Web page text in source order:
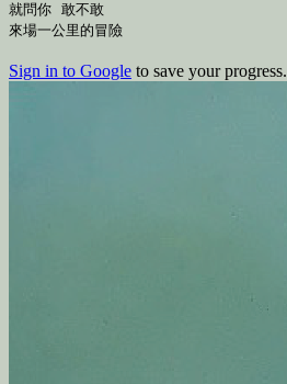
就問你 敢不敢
來場一公里的冒險
Sign in to Google to save your progress.